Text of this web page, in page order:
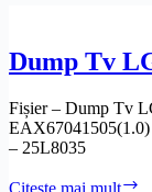
Dump Tv
Fișier – Dump Tv
– 25L8035